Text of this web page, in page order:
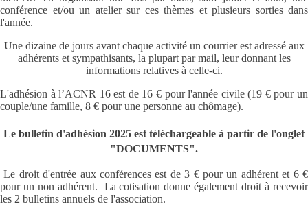
conférence et/ou un atelier sur ces thèmes et plusieurs sorties dans
l'année.
Une dizaine de jours avant chaque activité un courrier est adressé aux
adhérents et sympathisants, la plupart par mail, leur donnant les
informations relatives à celle-ci.
L'adhésion à l’ACNR 16 est de 16 € pour l'année civile (19 € pour un
couple/une famille, 8 € pour une personne au chômage).
Le bulletin d'adhésion 2025 est téléchargeable à partir de l'onglet
"DOCUMENTS".
Le droit d'entrée aux conférences est de 3 € pour un adhérent et 6 €
pour un non adhérent.
La cotisation donne également droit à recevoir
les 2 bulletins annuels de l'association.